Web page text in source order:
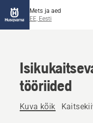
Mets ja aed
EE, Eesti
tööriided
Kuva kõik